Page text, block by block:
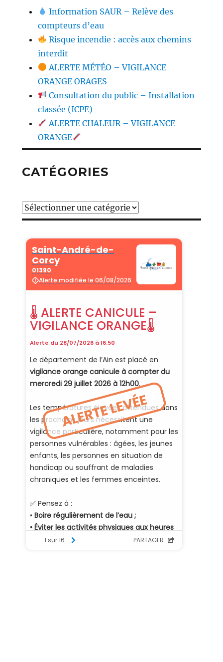
Information SAUR – Relève des
compteurs d’eau
Risque incendie : accès aux chemins
interdit
ALERTE MÉTÉO – VIGILANCE
ORANGE ORAGES
Consultation du public – Installation
classée (ICPE)
ALERTE CHALEUR – VIGILANCE
ORANGE
CATÉGORIES
Catégories